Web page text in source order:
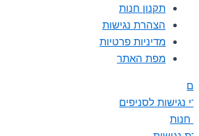
תקנון חנות
הצהרת נגישות
מדיניות פרטיות
מפת האתר
נגישות לסניפים
חנות